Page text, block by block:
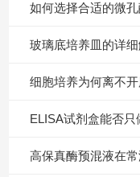
如何选择合适的微
玻璃底培养皿的详
细胞培养为何离不
ELISA试剂盒能否
高保真酶预混液在